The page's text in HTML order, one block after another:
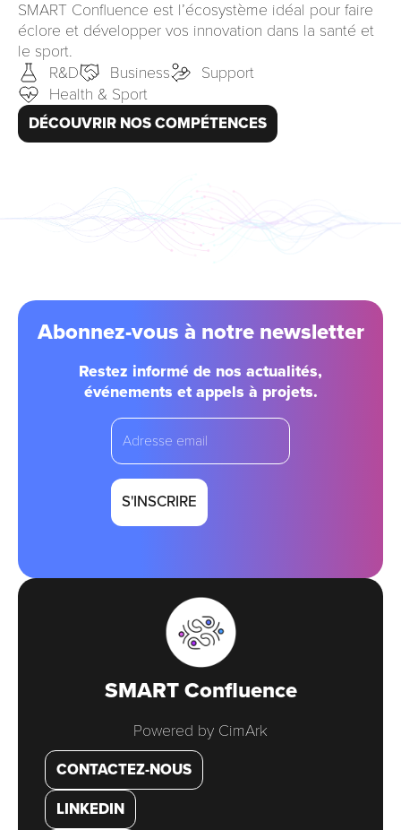
SMART Confluence est l’écosystème idéal pour faire
éclore et développer vos innovation dans la santé et
le sport.
R&D
Business
Support
Health & Sport
DÉCOUVRIR NOS COMPÉTENCES
Abonnez-vous à notre newsletter
Restez informé de nos actualités,
événements et appels à projets.
email
SMART Confluence
Powered by CimArk
CONTACTEZ-NOUS
LINKEDIN